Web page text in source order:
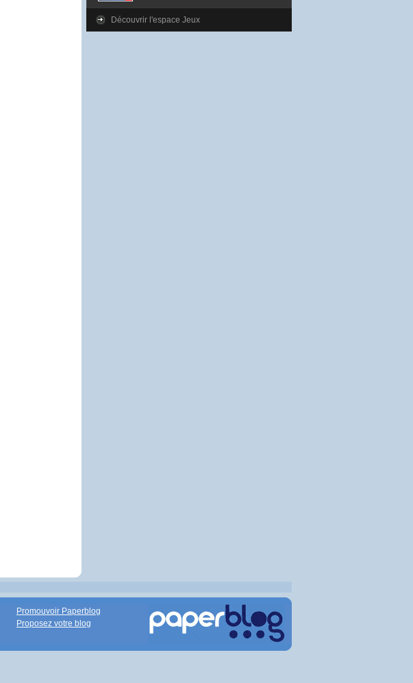
Découvrir l'espace Jeux
Promouvoir Paperblog
Proposez votre blog